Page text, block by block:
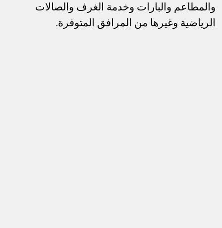
والمطاعم والبارات وخدمة الغرف والصالات
الرياضية وغيرها من المرافق المتوفرة.